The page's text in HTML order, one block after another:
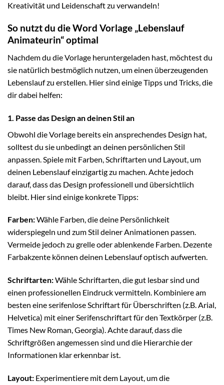
Kreativität und Leidenschaft zu verwandeln!
So nutzt du die Word Vorlage „Lebenslauf
Animateurin“ optimal
Nachdem du die Vorlage heruntergeladen hast, möchtest du
sie natürlich bestmöglich nutzen, um einen überzeugenden
Lebenslauf zu erstellen. Hier sind einige Tipps und Tricks, die
dir dabei helfen:
1. Passe das Design an deinen Stil an
Obwohl die Vorlage bereits ein ansprechendes Design hat,
solltest du sie unbedingt an deinen persönlichen Stil
anpassen. Spiele mit Farben, Schriftarten und Layout, um
deinen Lebenslauf einzigartig zu machen. Achte jedoch
darauf, dass das Design professionell und übersichtlich
bleibt. Hier sind einige konkrete Tipps:
Farben:Wähle Farben, die deine Persönlichkeit
widerspiegeln und zum Stil deiner Animationen passen.
Vermeide jedoch zu grelle oder ablenkende Farben. Dezente
Farbakzente können deinen Lebenslauf optisch aufwerten.
Schriftarten:Wähle Schriftarten, die gut lesbar sind und
einen professionellen Eindruck vermitteln. Kombiniere am
besten eine serifenlose Schriftart für Überschriften (z.B. Arial,
Helvetica) mit einer Serifenschriftart für den Textkörper (z.B.
Times New Roman, Georgia). Achte darauf, dass die
Schriftgrößen angemessen sind und die Hierarchie der
Informationen klar erkennbar ist.
Layout: Experimentiere mit dem Layout, um die